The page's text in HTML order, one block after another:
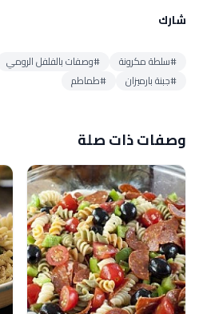
شارك
#سلطة مكرونة #وصفات بالفلفل الرومي
#جبنة بارميزان
#طماطم
وصفات ذات صلة